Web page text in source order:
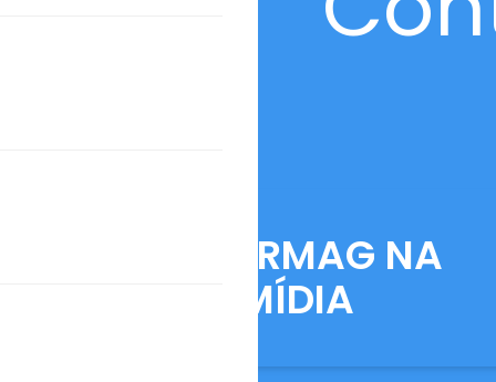
ANFARMAG NA
MÍDIA